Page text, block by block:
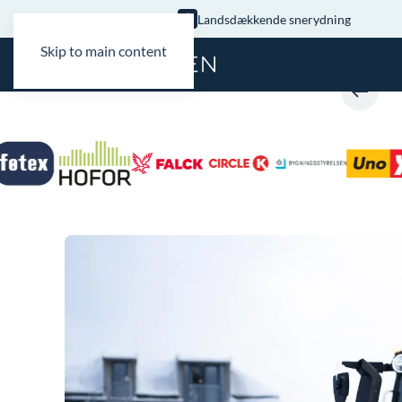
Skip to main content
Landsdækkende snerydning